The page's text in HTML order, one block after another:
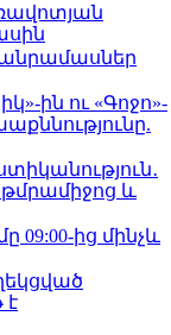
ին ու «Գոջո»-
թմրամիջոց և
09:00-ից մինչև
է